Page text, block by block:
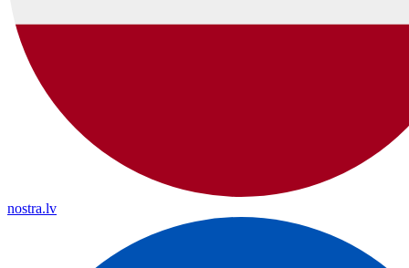
nostra.lv